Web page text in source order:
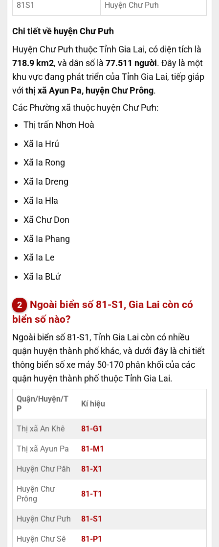
81S1 Huyện Chư Pưh
Chi tiết về huyện Chư Pưh
Huyện Chư Pưh thuộc Tỉnh Gia Lai, có diện tích là
718.9 km2, và dân số là 77.511 người. Đây là một
khu vực đang phát triển của Tỉnh Gia Lai, tiếp giáp
với thị xã Ayun Pa, huyện Chư Prông.
Các Phường xã thuộc huyện Chư Pưh:
Thị trấn Nhơn Hoà
Xã Ia Hrú
Xã Ia Rong
Xã Ia Dreng
Xã Ia Hla
Xã Chư Don
Xã Ia Phang
Xã Ia Le
Xã Ia BLứ
Ngoài biển số 81-S1, Gia Lai còn có
biển số nào?
Ngoài biển số 81-S1, Tỉnh Gia Lai còn có nhiều
quận huyện thành phố khác, và dưới đây là chi tiết
thông biển số xe máy 50-170 phân khối của các
quận huyện thành phố thuộc Tỉnh Gia Lai.
Quận/Huyện/T
P
Kí hiệu
Thị xã An Khê 81-G1
Thị xã Ayun Pa 81-M1
Huyện Chư Păh 81-X1
Huyện Chư
Prông
81-T1
Huyện Chư Pưh 81-S1
Huyện Chư Sê 81-P1